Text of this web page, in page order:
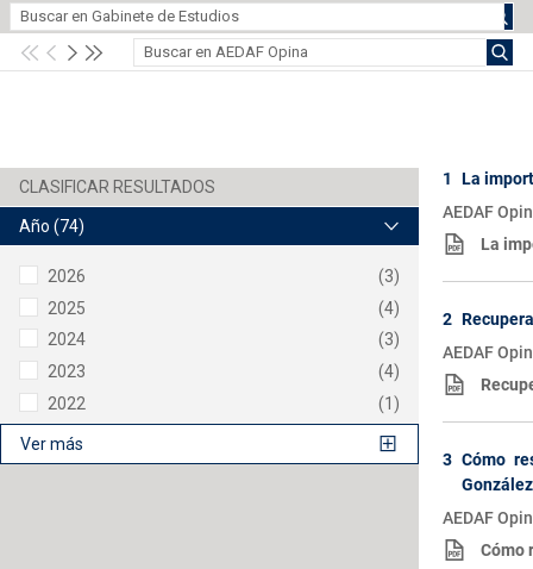
Año (74)
2026
(3)
2025
(4)
2024
(3)
2023
(4)
2022
(1)
Ver más
1
La
AEDAF
La
2
AEDAF
3 Cómo
González
AEDAF
Cómo